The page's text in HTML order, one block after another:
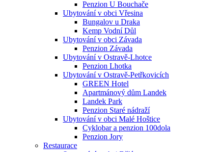
Penzion U Bouchače
Ubytování v obci Vřesina
Bungalov u Draka
Kemp Vodní Důl
Ubytování v obci Závada
Penzion Závada
Ubytování v Ostravě-Lhotce
Penzion Lhotka
Ubytování v Ostravě-Petřkovicích
GREEN Hotel
Apartmánový dům Landek
Landek Park
Penzion Staré nádraží
Ubytování v obci Malé Hoštice
Cyklobar a penzion 100dola
Penzion Jory
Restaurace